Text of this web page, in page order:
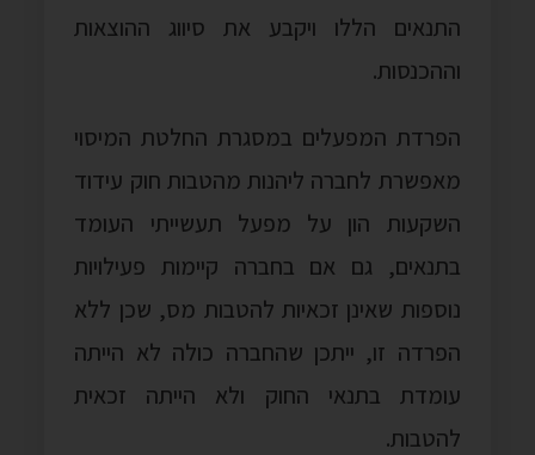
התנאים הללו ויקבע את סיווג ההוצאות
וההכנסות.
הפרדת המפעלים במסגרת החלטת המיסוי
מאפשרת לחברה ליהנות מהטבות חוק עידוד
השקעות הון על מפעל תעשייתי העומד
בתנאים, גם אם בחברה קיימות פעילויות
נוספות שאינן זכאיות להטבות מס, שכן ללא
הפרדה זו, ייתכן שהחברה כולה לא הייתה
עומדת בתנאי החוק ולא הייתה זכאית
להטבות.